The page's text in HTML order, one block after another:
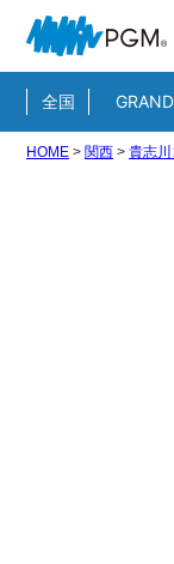
全国
HOME > 関西 > 貴志